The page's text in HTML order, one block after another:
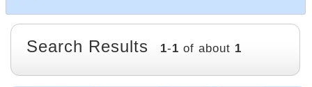
Search Results 1-1 of about 1